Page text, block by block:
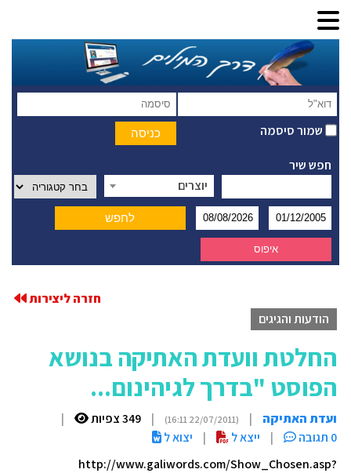
שמור סיסמה
חפש שיר
יוצרים
חזרה ליצירות
הודעות והגיגים
החלטת וועדת האתיקה בנושא
הפוסט "בדרך לגיהינום...
ועדת האתיקה |
(22/07/2011 16:11)
| 349 צפיות
|
0 תגובה
| ייצא ל |
יצוא ל
http://www.galiwords.com/Show_Chosen.asp?